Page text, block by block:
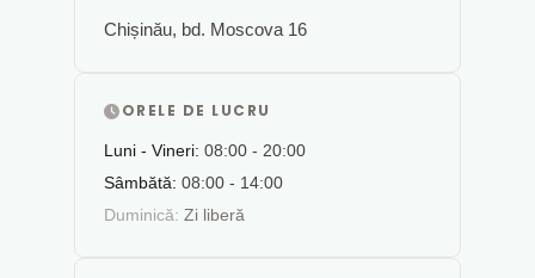
Chișinău, bd. Moscova 16
ORELE DE LUCRU
Luni - Vineri: 08:00 - 20:00
Sâmbătă: 08:00 - 14:00
Duminică: Zi liberă